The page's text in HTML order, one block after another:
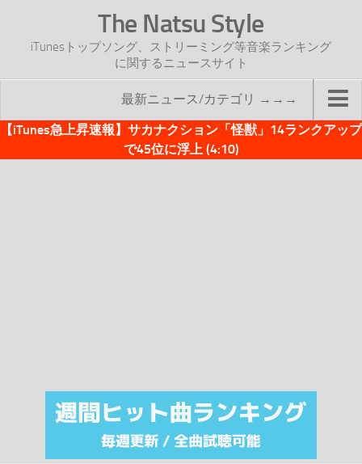
The Natsu Style
iTunesトップソング、ストリーミング等音楽ランキング
に関するニュースサイト
最新ニュース/カテゴリ →→→
TOP
注目カテゴリ
オリジナルiTunes週間トップソング
【iTunes急上昇速報】サカナクション「怪獣」14ランクアップ
で45位に浮上 (4:10)